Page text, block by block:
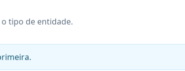
tipo de entidade.